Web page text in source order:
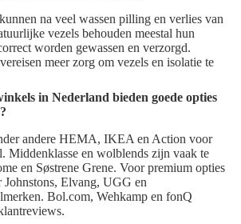
na veel wassen pilling en verlies van
vezels behouden meestal hun
worden gewassen en verzorgd.
meer zorg om vezels en isolatie te
in Nederland bieden goede opties
andere HEMA, IKEA en Action voor
Middenklasse en wolblends zijn vaak te
en Søstrene Grene. Voor premium opties
Johnstons, Elvang, UGG en
Bol.com, Wehkamp en fonQ